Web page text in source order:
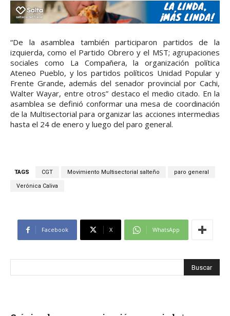
“De la asamblea también participaron partidos de la
izquierda, como el Partido Obrero y el MST; agrupaciones
sociales como La Compañera, la organización política
Ateneo Pueblo, y los partidos políticos Unidad Popular y
Frente Grande, además del senador provincial por Cachi,
Walter Wayar, entre otros” destaco el medio citado. En la
asamblea se definió conformar una mesa de coordinación
de la Multisectorial para organizar las acciones intermedias
hasta el 24 de enero y luego del paro general.
TAGS CGT Movimiento Multisectorial salteño paro general
Verónica Caliva
Facebook X WhatsApp